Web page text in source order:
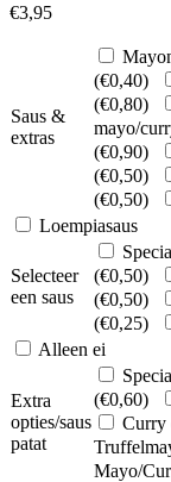
€3,95
Saus &
extras
(€0,40)
(€0,80)
mayo/
(€0,90)
(€0,50)
(€0,50)
Loempiasaus
Selecteer
een saus
(€0,50)
(€0,50)
(€0,25)
Alleen ei
Extra
opties/saus
patat
(€0,60)
Curry
Mayo/